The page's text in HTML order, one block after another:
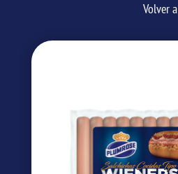
Volver a